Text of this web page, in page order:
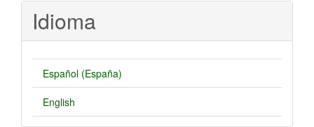
Idioma
Español (España)
English